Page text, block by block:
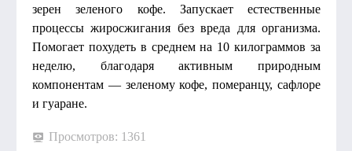
зерен зеленого кофе. Запускает естественные
процессы жиросжигания без вреда для организма.
Помогает похудеть в среднем на 10 килограммов за
неделю, благодаря активным природным
компонентам — зеленому кофе, померанцу, сафлоре
и гуаране.
Просмотров: 1361